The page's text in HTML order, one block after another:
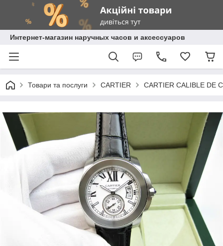
Интернет-магазин наручных часов и аксессуаров
Товари та послуги CARTIER CARTIER CALIBLE DE